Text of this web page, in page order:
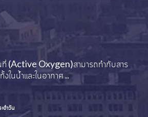
ที่ (Active Oxygen)สามารถทำกับสาร
ในน้ำและในอากาศ ..
จำวัน